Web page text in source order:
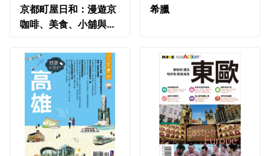
京都町屋日和：漫遊京
咖啡、美食、小舖與旅
希臘